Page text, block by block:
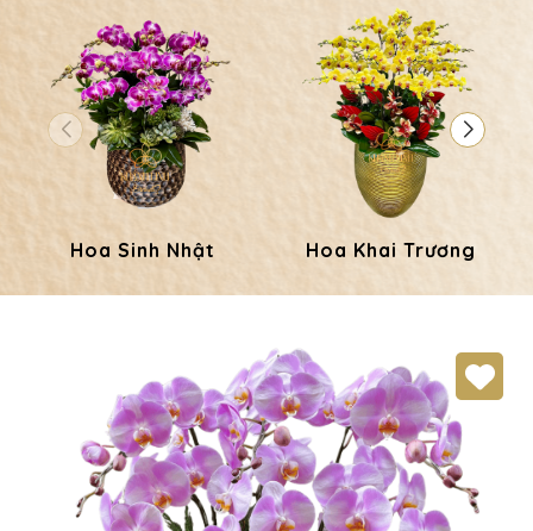
Hoa Sinh Nhật Hoa Khai Trương